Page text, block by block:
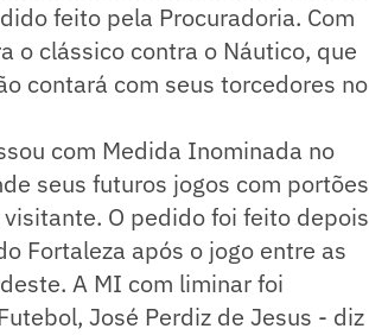
feito pela Procuradoria. Com
o clássico contra o Náutico, que
contará com seus torcedores no
com Medida Inominada no
seus futuros jogos com portões
O pedido foi feito depois
Fortaleza após o jogo entre as
A MI com liminar foi
José Perdiz de Jesus - diz